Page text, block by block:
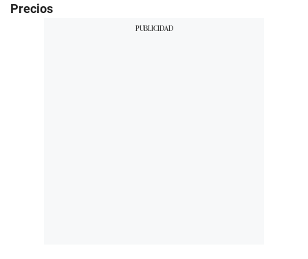
Precios